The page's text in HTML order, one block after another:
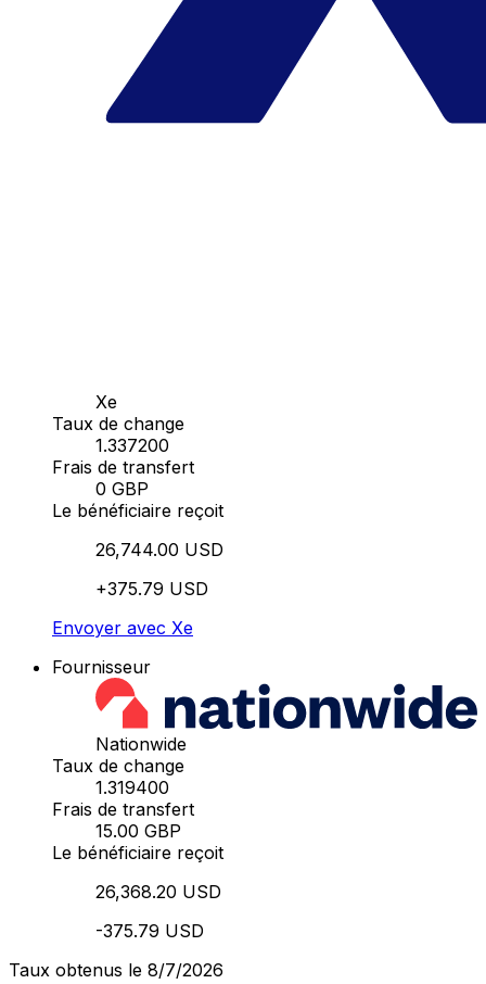
Xe
Taux de change
1.337200
Frais de transfert
0 GBP
Le bénéficiaire reçoit
26,744.00 USD
+375.79 USD
Envoyer avec Xe
Fournisseur
Nationwide
Taux de change
1.319400
Frais de transfert
15.00 GBP
Le bénéficiaire reçoit
26,368.20 USD
-375.79 USD
Taux obtenus le 8/7/2026